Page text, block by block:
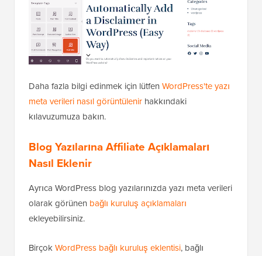
Daha fazla bilgi edinmek için lütfen WordPress'te yazı
meta verileri nasıl görüntülenir hakkındaki
kılavuzumuza bakın.
Blog Yazılarına Affiliate Açıklamaları
Nasıl Eklenir
Ayrıca WordPress blog yazılarınızda yazı meta verileri
olarak görünen bağlı kuruluş açıklamaları
ekleyebilirsiniz.
BirçokWordPress bağlı kuruluş eklentisi, bağlı